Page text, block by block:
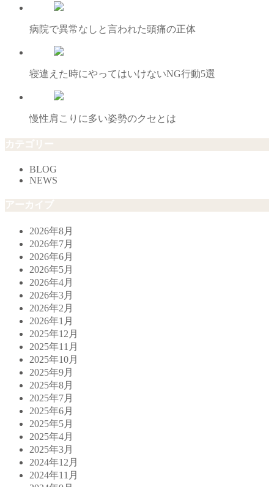
病院で異常なしと言われた頭痛の正体
寝違えた時にやってはいけないNG行動5選
慢性肩こりに多い姿勢のクセとは
カテゴリー
BLOG
NEWS
アーカイブ
2026年8月
2026年7月
2026年6月
2026年5月
2026年4月
2026年3月
2026年2月
2026年1月
2025年12月
2025年11月
2025年10月
2025年9月
2025年8月
2025年7月
2025年6月
2025年5月
2025年4月
2025年3月
2024年12月
2024年11月